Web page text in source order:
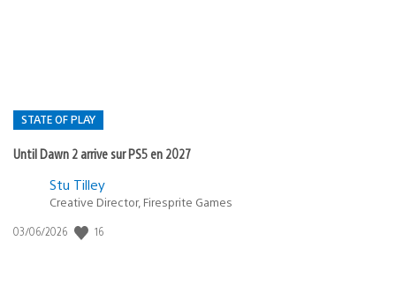
STATE OF PLAY
Until Dawn 2 arrive sur PS5 en 2027
Postée
:
Stu Tilley
Creative Director, Firesprite Games
Date
03/06/2026 16